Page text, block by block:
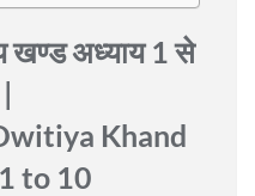
खण्ड अध्याय 1 से
Khand
to 10